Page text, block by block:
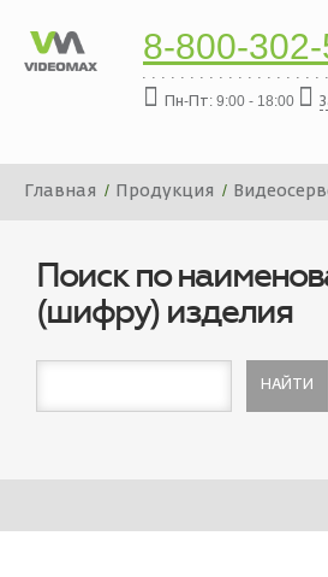
8-800-
Пн-Пт: 9:00 - 18:00
Главная Продукция
Поиск по
(шифру) изделия
НАЙТИ